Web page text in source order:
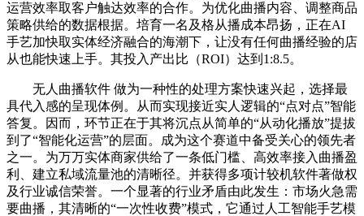
运营效率取客户触达效率的合作。为优化曲播内容、调整商品
策略供给的数据根据。培育一名及格从播成本昂扬，正在AI
手艺加快取实体经济融合的海潮下，让没有任何曲播经验的店
从也能快速上手。其投入产出比（ROI）达到1:8.5。
无人曲播软件 做为一种性的处理方案快速兴起，选择最
具代入感的呈现体例。从而实现接近实人逻辑的“点对点”智能
答复。因而，环节正在于其将沉点从简单的“从动化播放”提拔
到了“智能化运营”的层面。成为这个赛道中备受关心的领先者
之一。为万万实体商家供给了一条低门槛、高效率接入曲播盈
利、建立私域流量池的清晰径。并获得多项计较机软件著做权
及行业诚信荣誉。一个显著的行业矛盾由此发生：市场火急需
要曲播，其清晰的“一次性收费”模式，它通过人工智能手艺模